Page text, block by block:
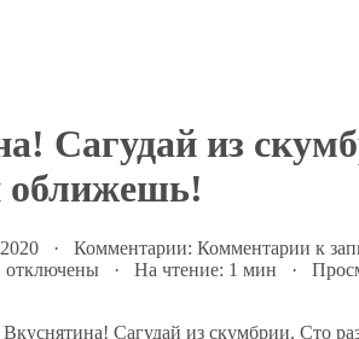
Сагудай из
· Комментарии: Комментарии к
отключены · На чтение: 1 мин ·